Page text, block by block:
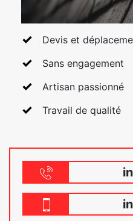
Devis et
Sans engagement
Artisan passionné
Travail de qualité